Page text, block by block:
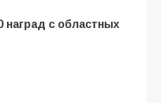
наград с областных